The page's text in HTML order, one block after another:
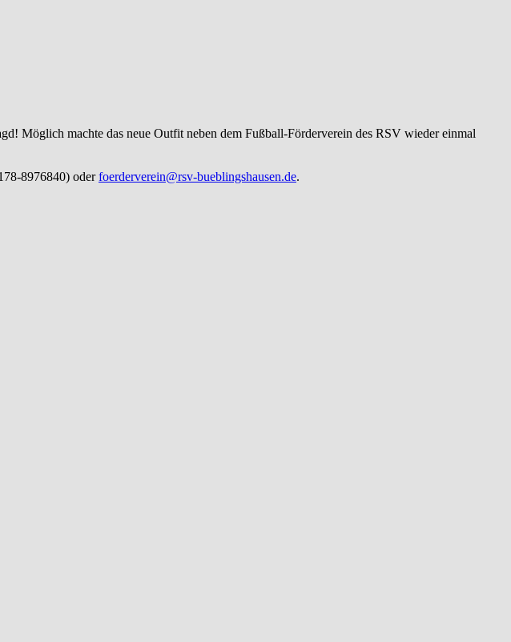
Möglich machte das neue Outfit neben dem Fußball-Förderverein des RSV wieder einmal
8976840) oderfoerderverein@rsv-bueblingshausen.de.